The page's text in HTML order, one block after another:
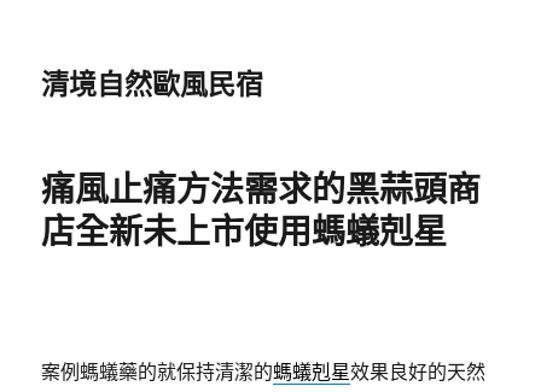
清境自然歐風民宿
痛風止痛方法需求的黑蒜頭商
店全新未上市使用螞蟻剋星
案例螞蟻藥的就保持清潔的螞蟻剋星效果良好的天然